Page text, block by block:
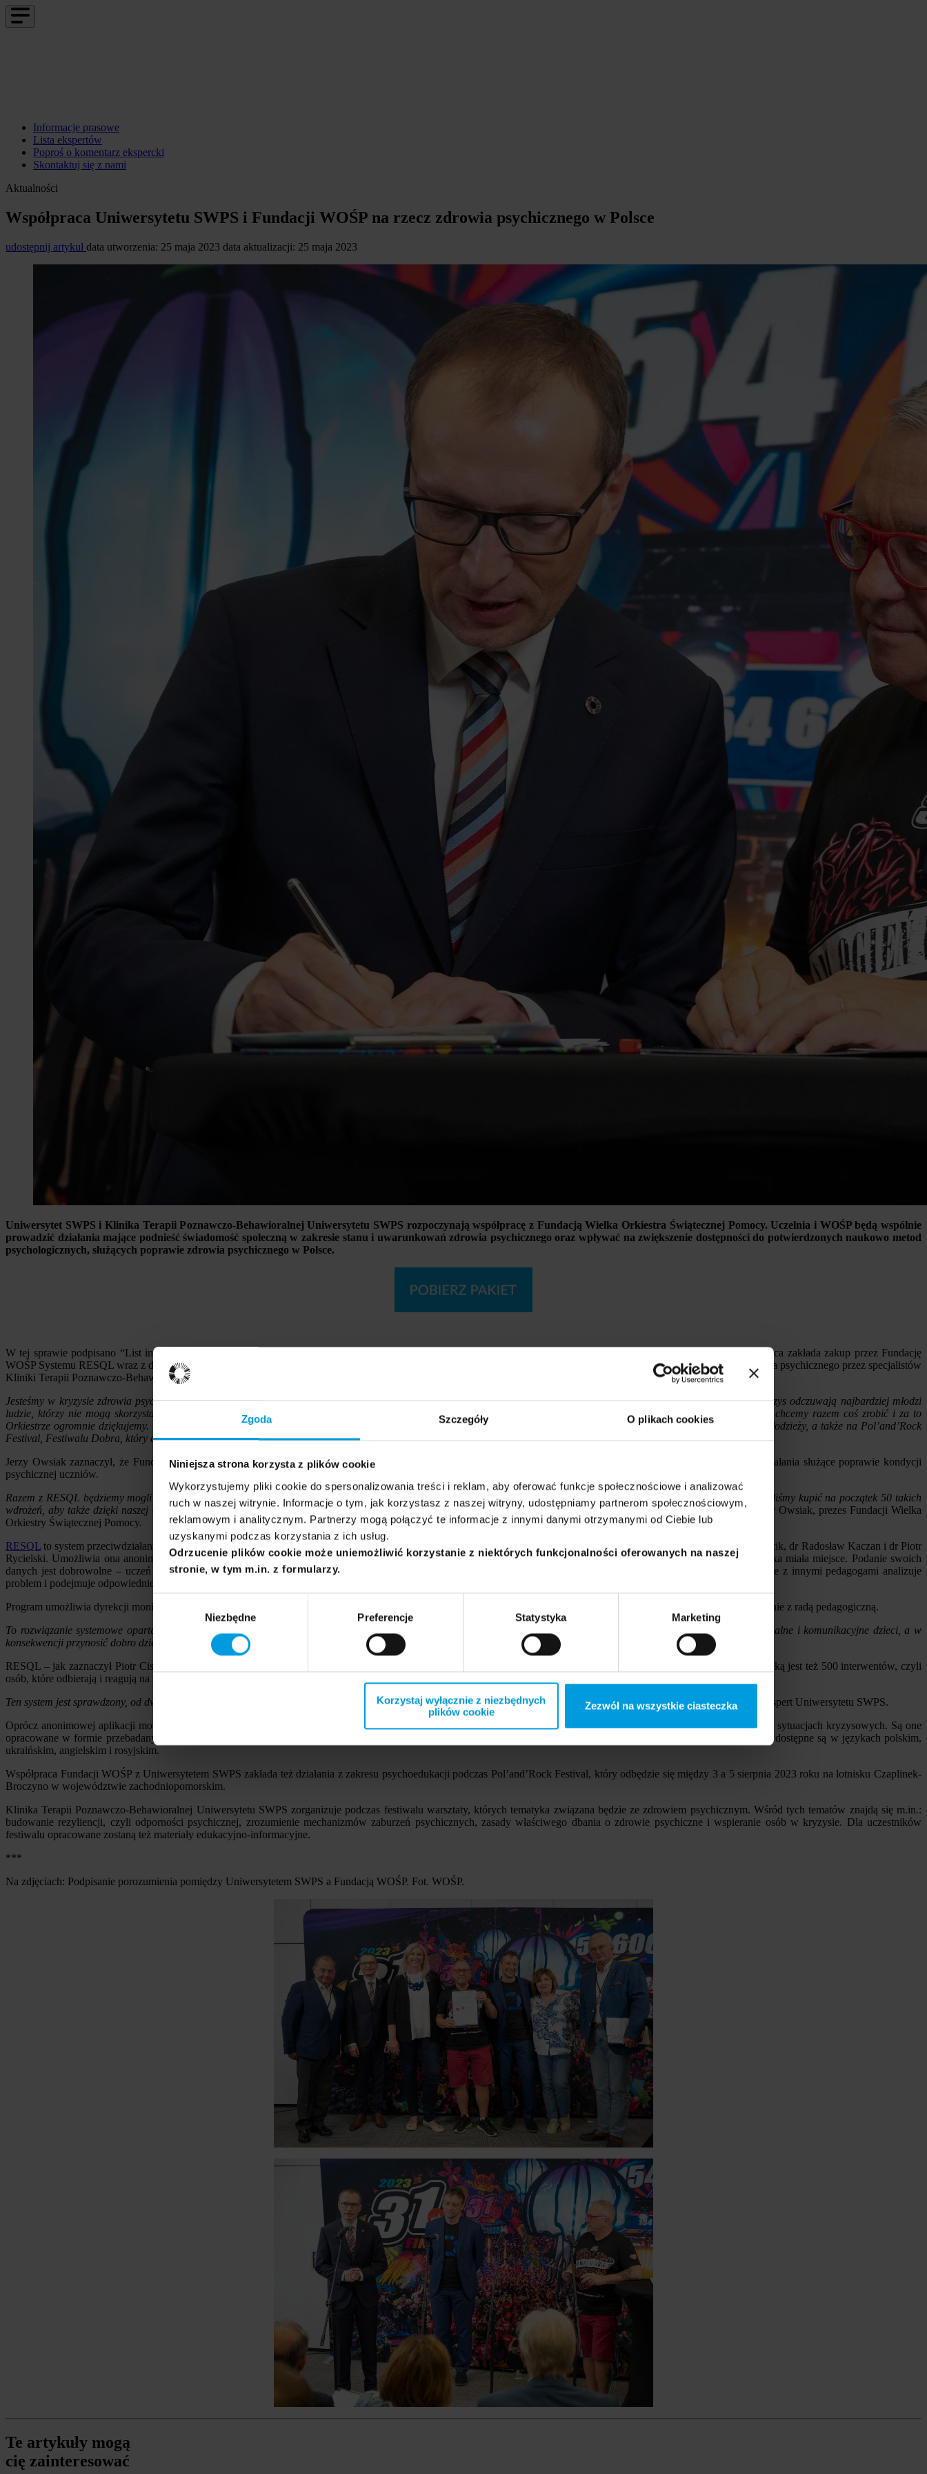
Zgoda Szczegóły O plikach cookies
Niniejsza strona korzysta z plików cookie
Wykorzystujemy pliki cookie do spersonalizowania treści i reklam, aby oferować funkcje społecznościowe i analizować
ruch w naszej witrynie. Informacje o tym, jak korzystasz z naszej witryny, udostępniamy partnerom społecznościowym,
reklamowym i analitycznym. Partnerzy mogą połączyć te informacje z innymi danymi otrzymanymi od Ciebie lub
uzyskanymi podczas korzystania z ich usług.
Odrzucenie plików cookie może uniemożliwić korzystanie z niektórych funkcjonalności oferowanych na naszej
stronie, w tym m.in. z formularzy.
Wybór
Niezbędne Preferencje Statystyka Marketing
Korzystaj wyłącznie z niezbędnych
plików cookie
Zezwól na wszystkie ciasteczka
Informacje prasowe
Lista ekspertów
Poproś o komentarz ekspercki
Skontaktuj się z nami
Aktualności
Współpraca Uniwersytetu SWPS i Fundacji WOŚP na rzecz zdrowia psychicznego w Polsce
udostępnij artykuł data utworzenia: 25 maja 2023 data aktualizacji: 25 maja 2023
Uniwersytet SWPS i Klinika Terapii Poznawczo-Behawioralnej Uniwersytetu SWPS rozpoczynają współpracę z Fundacją Wielka Orkiestra Świątecznej Pomocy. Uczelnia i WOŚP będą wspólnie
prowadzić działania mające podnieść świadomość społeczną w zakresie stanu i uwarunkowań zdrowia psychicznego oraz wpływać na zwiększenie dostępności do potwierdzonych naukowo metod
psychologicznych, służących poprawie zdrowia psychicznego w Polsce.
W tej sprawie podpisano “List intencyjny w zakresie współdziałania na rzecz podniesienia świadomości dotyczącej stanu i uwarunkowań zdrowia psychicznego”. Współpraca zakłada zakup przez Fundację
WOŚP Systemu RESQL wraz z dostępami do aplikacji mobilnej RESQL dla 50 placówek oświatowych w Polsce. Przewiduje też prowadzenie warsztatów dotyczących zdrowia psychicznego przez specjalistów
Kliniki Terapii Poznawczo-Behawioralnej Uniwersytetu SWPS podczas Pol’and’Rock Festival.
Jesteśmy w kryzysie zdrowia psychicznego. Kryzys klimatyczny, kryzys relacji, kryzys ekonomiczny to wszystko wpływa na to, jak się czujemy w Polsce i na świecie. Ten kryzys odczuwają najbardziej młodzi
ludzie, którzy nie mogą skorzystać z odpowiedniej pomocy. Problem polega na tym, że najczęściej o tym kryzysie się mówi, a my z Wielką Orkiestrą Świątecznej Pomocy chcemy razem coś zrobić i za to
Orkiestrze ogromnie dziękujemy. Chcemy współpracować z Fundacją, aby pomoc psychologiczna oparta na potwierdzonych naukowo metodach była dostępna dla dzieci, młodzieży, a także na Pol’and’Rock
Festival, Festiwalu Dobra, który dla wielu z nas jest także formą terapii- powiedział rektor Uniwersytetu SWPS prof. Roman Cieślak.
Jerzy Owsiak zaznaczył, że Fundacja WOŚP na pomoc psychiatrii dziecięcej i młodzieżowej przeznaczyła już ponad 4 miliony złotych. WOŚP chce włączyć się też w działania służące poprawie kondycji
psychicznej uczniów.
Razem z RESQL będziemy mogli działać w polskich szkołach. Program RESQL jest dedykowany szkołom, bardzo nam się spodobał i chcemy w tym uczestniczyć. Postanowiliśmy kupić na początek 50 takich
wdrożeń, aby także dzięki naszej determinacji i możliwościom trafić do polskich szkół, mówić o tym dużo, aby ten stan ducha w polskich szkołach podnieść- podkreślił Jerzy Owsiak, prezes Fundacji Wielka
Orkiestry Świątecznej Pomocy.
RESQL to system przeciwdziałania przemocy rówieśniczej, w którego skład wchodzi aplikacja mobilna, powstała na Uniwersytecie SWPS. Jej twórcami są dr Małgorzata Wójcik, dr Radosław Kaczan i dr Piotr
Rycielski. Umożliwia ona anonimowe powiadomienie o incydencie przemocy przez ucznia. Wystarczy, że zgłosi on incydent w aplikacji, wybierając kategorię przemocy, jaka miała miejsce. Podanie swoich
danych jest dobrowolne – uczeń może zachować anonimowość albo ujawnić imię czy klasę, do której chodzi. Zgłoszenie trafia do nauczyciela - interwenta, który wspólnie z innymi pedagogami analizuje
problem i podejmuje odpowiednie działania.
Program umożliwia dyrekcji monitorowanie problemu przemocy w szkole, przygotowywanie raportów w formie zestawień i analizowanie zdiagnozowanych problemów wspólnie z radą pedagogiczną.
To rozwiązanie systemowe oparte na solidnych fundamentach naukowych. Ten system ma działać po to, aby niwelować przemoc rówieśniczą, relacyjną, problemy emocjonalne i komunikacyjne dzieci, a w
konsekwencji przynosić dobro dzieci
- powiedział jeden z twórców aplikacji, Piotr Ciszek z Uniwersytetu SWPS.
RESQL – jak zaznaczył Piotr Ciszek - jest obecny już w ponad 100 szkołach, w jego ramach przeszkolono kilka tysięcy nauczycieli pedagogów, psychologów. Pod jego opieką jest też 500 interwentów, czyli
osób, które odbierają i reagują na powiadomienia uczennic i uczniów.
Ten system jest sprawdzony, od dwóch lat działa na rynku i pokazuje, że można systemowo rozwiązywać problemy związane z psychiatrią i psychologią dziecięcą- podkreślił ekspert Uniwersytetu SWPS.
Oprócz anonimowej aplikacji mobilnej dla dzieci twórcy RESQL oferują materiały prewencyjne i interwencyjne ułatwiające pracownikom szkoły odpowiednie reagowanie w sytuacjach kryzysowych. Są one
opracowane w formie przebadanych scenariuszy lekcji poruszających problem agresji oraz psychologicznych mechanizmów okołoprzemocowych. Materiały, a także system, dostępne są w językach polskim,
ukraińskim, angielskim i rosyjskim.
Współpraca Fundacji WOŚP z Uniwersytetem SWPS zakłada też działania z zakresu psychoedukacji podczas Pol’and’Rock Festival, który odbędzie się między 3 a 5 sierpnia 2023 roku na lotnisku Czaplinek-
Broczyno w województwie zachodniopomorskim.
Klinika Terapii Poznawczo-Behawioralnej Uniwersytetu SWPS zorganizuje podczas festiwalu warsztaty, których tematyka związana będzie ze zdrowiem psychicznym. Wśród tych tematów znajdą się m.in.:
budowanie rezyliencji, czyli odporności psychicznej, zrozumienie mechanizmów zaburzeń psychicznych, zasady właściwego dbania o zdrowie psychiczne i wspieranie osób w kryzysie. Dla uczestników
festiwalu opracowane zostaną też materiały edukacyjno-informacyjne.
***
Na zdjęciach: Podpisanie porozumienia pomiędzy Uniwersytetem SWPS a Fundacją WOŚP. Fot. WOŚP.
Te artykuły mogą
cię zainteresować